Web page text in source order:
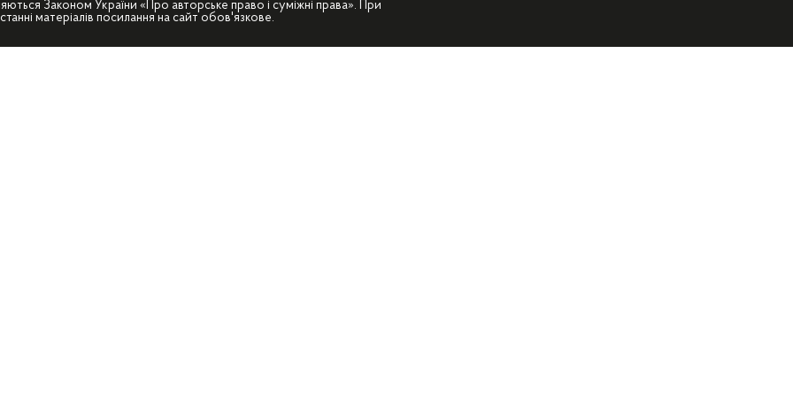
Законом України «Про авторське право і суміжні права». При
матеріалів посилання на сайт обов'язкове.